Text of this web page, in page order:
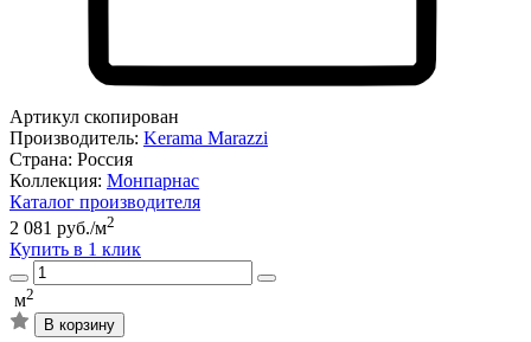
Артикул скопирован
Производитель: Kerama Marazzi
Страна: Россия
Коллекция: Монпарнас
Каталог производителя
2 081 руб./м2
Купить в 1 клик
м2
В корзину